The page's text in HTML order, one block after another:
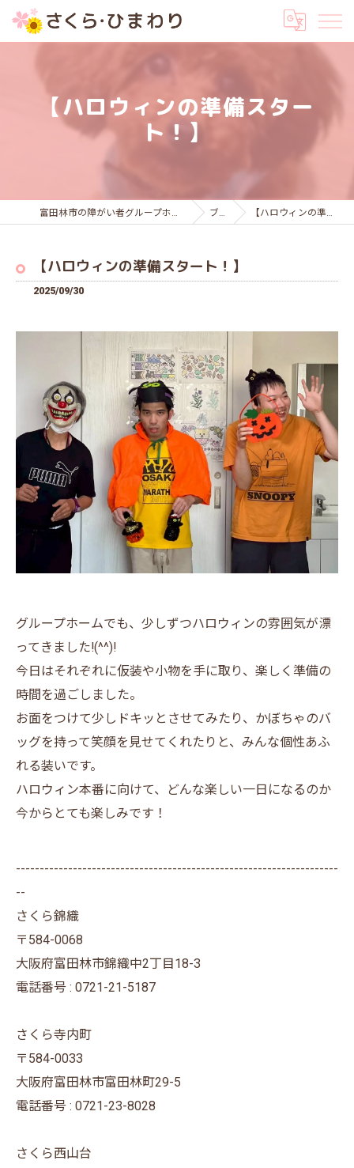
【ハロウィンの準備スター
ト！】
富田林市の障がい者グループホームはさくら・ひまわり ブログ 【ハロウィンの準備スタート！】
【ハロウィンの準備スタート！】
2025/09/30
グループホームでも、少しずつハロウィンの雰囲気が漂
ってきました!(^^)!
今日はそれぞれに仮装や小物を手に取り、楽しく準備の
時間を過ごしました。
お面をつけて少しドキッとさせてみたり、かぼちゃのバ
ッグを持って笑顔を見せてくれたりと、みんな個性あふ
れる装いです。
ハロウィン本番に向けて、どんな楽しい一日になるのか
今からとても楽しみです！
--------------------------------------------------------------------
--
さくら錦織
〒584-0068
大阪府富田林市錦織中2丁目18-3
電話番号 : 0721-21-5187
さくら寺内町
〒584-0033
大阪府富田林市富田林町29-5
電話番号 : 0721-23-8028
さくら西山台